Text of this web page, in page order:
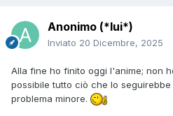
Anonimo (*lui*)
Inviato 20 Dicembre, 2025
Alla fine ho finito oggi l'anime; non
possibile tutto ciò che lo
problema minore.